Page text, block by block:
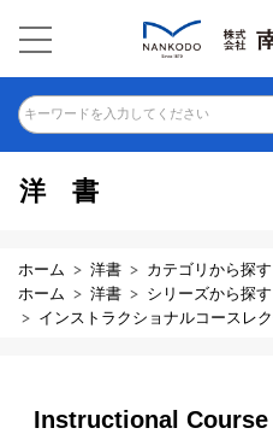
キーワードを入力してください
洋書
ホーム 洋書 カテゴリから探す
ホーム
洋書 シリーズから探す
インストラクショナルコースレ
Instructional